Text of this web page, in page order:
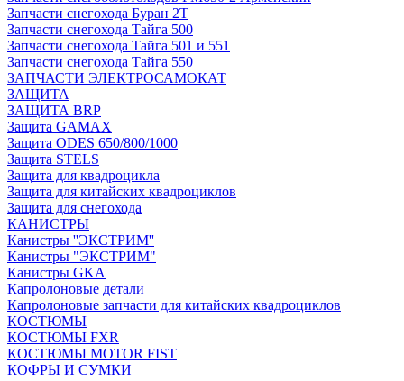
Запчасти снегохода Буран 2Т
Запчасти снегохода Тайга 500
Запчасти снегохода Тайга 501 и 551
Запчасти снегохода Тайга 550
ЗАПЧАСТИ ЭЛЕКТРОСАМОКАТ
ЗАЩИТА
ЗАЩИТА BRP
Защита GAMAX
Защита ODES 650/800/1000
Защита STELS
Защита для квадроцикла
Защита для китайских квадроциклов
Защита для снегохода
КАНИСТРЫ
Канистры ''ЭКСТРИМ''
Канистры "ЭКСТРИМ"
Канистры GKA
Капролоновые детали
Капролоновые запчасти для китайских квадроциклов
КОСТЮМЫ
КОСТЮМЫ FXR
КОСТЮМЫ MOTOR FIST
КОФРЫ И СУМКИ